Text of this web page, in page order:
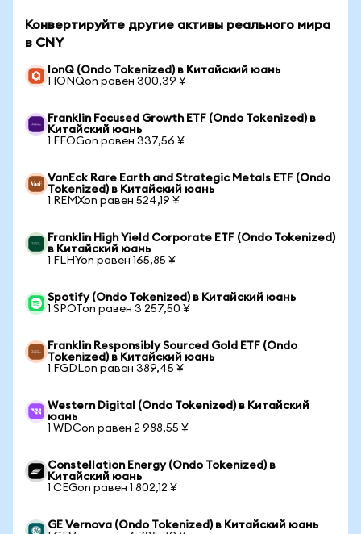
Конвертируйте другие активы реального мира
в CNY
IonQ (Ondo Tokenized) в Китайский юань
1 IONQon равен 300,39 ¥
Franklin Focused Growth ETF (Ondo Tokenized) в
Китайский юань
1 FFOGon равен 337,56 ¥
VanEck Rare Earth and Strategic Metals ETF (Ondo
Tokenized) в Китайский юань
1 REMXon равен 524,19 ¥
Franklin High Yield Corporate ETF (Ondo Tokenized)
в Китайский юань
1 FLHYon равен 165,85 ¥
Spotify (Ondo Tokenized) в Китайский юань
1 SPOTon равен 3 257,50 ¥
Franklin Responsibly Sourced Gold ETF (Ondo
Tokenized) в Китайский юань
1 FGDLon равен 389,45 ¥
Western Digital (Ondo Tokenized) в Китайский
юань
1 WDCon равен 2 988,55 ¥
Constellation Energy (Ondo Tokenized) в
Китайский юань
1 CEGon равен 1 802,12 ¥
GE Vernova (Ondo Tokenized) в Китайский юань